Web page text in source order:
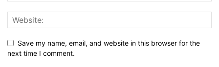
Save my name, email, and website in this browser for the
next time I comment.